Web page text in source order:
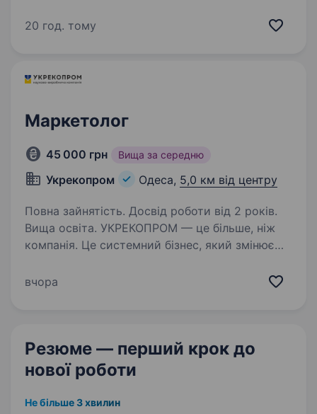
є однією з провідних компаній у сфері
20 год. тому
Маркетолог
45 000 грн Вища за середню
Укрекопром Одеса, 5,0 км від центру
Повна зайнятість. Досвід роботи від 2 років.
Вища освіта. УКРЕКОПРОМ — це більше, ніж
компанія. Це системний бізнес, який змінює
Ми доводимо, що екологія може бути
вчора
Резюме — перший крок до
нової роботи
Не більше 3 хвилин